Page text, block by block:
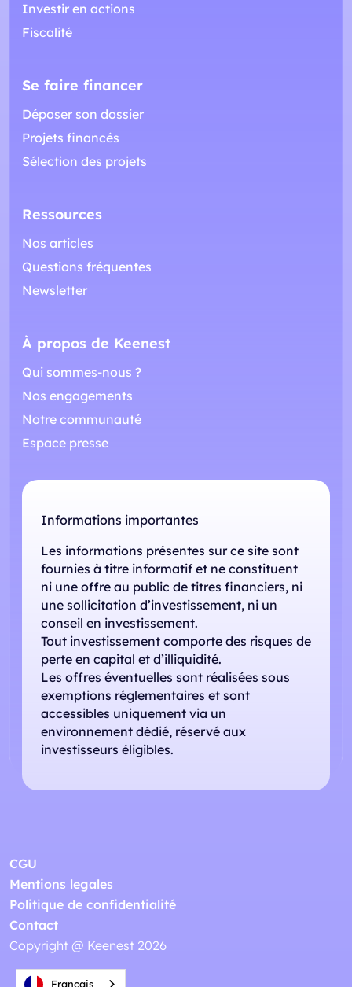
Investir en actions
Fiscalité
Se faire financer
Déposer son dossier
Projets financés
Sélection des projets
Ressources
Nos articles
Questions fréquentes
Newsletter
À propos de Keenest
Qui sommes-nous ?
Nos engagements
Notre communauté
Espace presse
Informations importantes
Les informations présentes sur ce site sont
fournies à titre informatif et ne constituent
ni une offre au public de titres financiers, ni
une sollicitation d’investissement, ni un
conseil en investissement.
Tout investissement comporte des risques de
perte en capital et d’illiquidité.
Les offres éventuelles sont réalisées sous
exemptions réglementaires et sont
accessibles uniquement via un
environnement dédié, réservé aux
investisseurs éligibles.
CGU
Mentions legales
Politique de confidentialité
Contact
Copyright @ Keenest 2026
Français